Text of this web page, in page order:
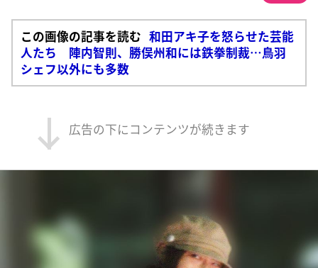
この画像の記事を読む 和田アキ子を怒らせた芸能
人たち 陣内智則、勝俣州和には鉄拳制裁…鳥羽
シェフ以外にも多数
広告の下にコンテンツが続きます